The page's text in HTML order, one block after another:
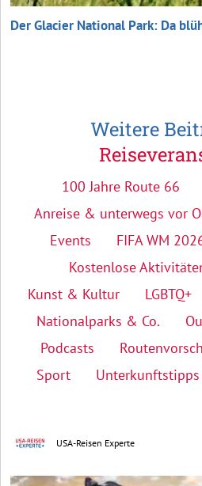
Der Glacier National Park: Da
Weitere
100 Jahre Route 66
Anreise & unterwegs vor
Events
FIFA WM
Kostenlose
Kunst & Kultur
LGBTQ+
Nationalparks & Co.
Podcasts
Sport
Unterkunftstipps
USA-Reisen Experte